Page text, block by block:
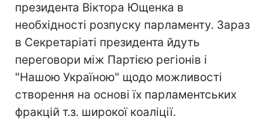
президента Віктора Ющенка в
необхідності розпуску парламенту. Зараз
в Секретаріаті президента йдуть
переговори між Партією регіонів і
"Нашою Україною" щодо можливості
створення на основі їх парламентських
фракцій т.з. широкої коаліції.